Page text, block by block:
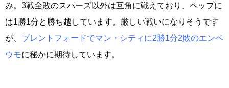
み。3戦全敗のスパーズ以外は互角に戦えており、ペップに
は1勝1分と勝ち越しています。厳しい戦いになりそうです
が、 ブレントフォードでマン・シティに2勝1分2敗のエンベ
ウモに秘かに期待しています。